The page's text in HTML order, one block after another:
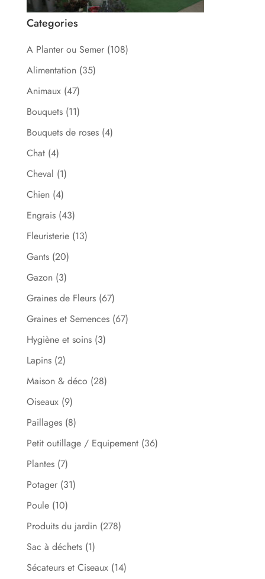
Categories
A Planter ou Semer (108)
Alimentation (35)
Animaux (47)
Bouquets (11)
Bouquets de roses (4)
Chat (4)
Cheval (1)
Chien (4)
Engrais (43)
Fleuristerie (13)
Gants (20)
Gazon (3)
Graines de Fleurs (67)
Graines et Semences (67)
Hygiène et soins (3)
Lapins (2)
Maison & déco (28)
Oiseaux (9)
Paillages (8)
Petit outillage / Equipement (36)
Plantes (7)
Potager (31)
Poule (10)
Produits du jardin (278)
Sac à déchets (1)
Sécateurs et Ciseaux (14)